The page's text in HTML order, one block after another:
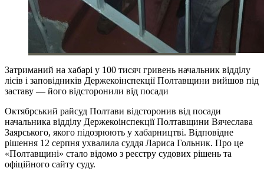
Затриманий на хабарі у 100 тисяч гривень начальник відділу
лісів і заповідників Держекоінспекції Полтавщини вийшов під
заставу — його відсторонили від посади
Октябрський райсуд Полтави відсторонив від посади
начальника відділу Держекоінспекції Полтавщини Вячеслава
Заярського, якого підозрюють у хабарництві. Відповідне
рішення 12 серпня ухвалила суддя Лариса Гольник. Про це
«Полтавщині» стало відомо з реєстру судових рішень та
офіційного сайту суду.